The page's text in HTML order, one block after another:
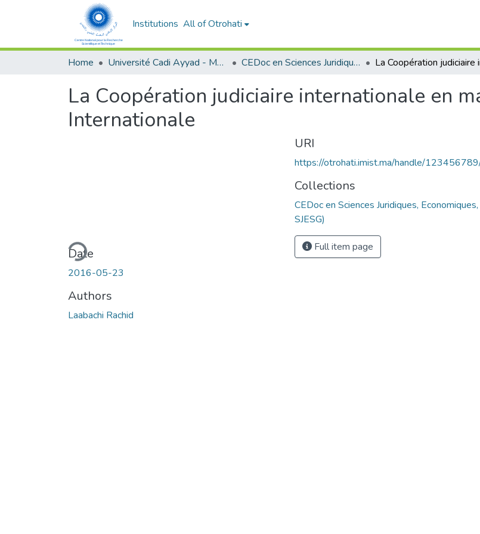
Institutions All of Otrohati
Home Université Cadi Ayyad - Marrakech CEDoc en Sciences Juridiques, Economiques, Sociales et de Gestion (CED - SJESG)
La Coopération judiciaire internationale en
Internationale
Loading...
Date
2016-05-23
Authors
Laabachi Rachid
URI
https://otrohati.imist.ma/handle/
Collections
CEDoc en Sciences Juridiques,
SJESG)
Full item page